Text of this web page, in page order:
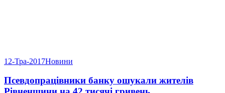
12-Тра-2017Новини
Псевдопрацівники банку ошукали жителів